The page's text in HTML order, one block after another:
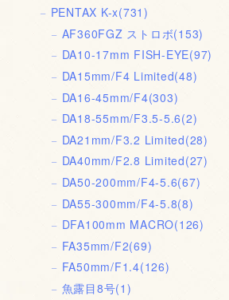
PENTAX K-x(731)
AF360FGZ ストロボ(153)
DA10-17mm FISH-EYE(97)
DA15mm/F4 Limited(48)
DA16-45mm/F4(303)
DA18-55mm/F3.5-5.6(2)
DA21mm/F3.2 Limited(28)
DA40mm/F2.8 Limited(27)
DA50-200mm/F4-5.6(67)
DA55-300mm/F4-5.8(8)
DFA100mm MACRO(126)
FA35mm/F2(69)
FA50mm/F1.4(126)
魚露目8号(1)